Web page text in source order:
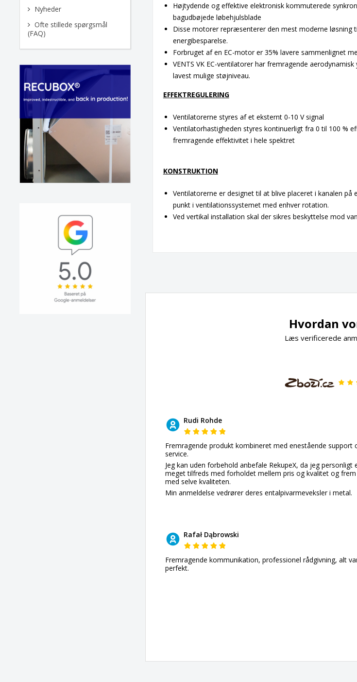
Nyheder
Ofte stillede spørgsmål
(FAQ)
Højtydende og effektive elektronisk kommuterede
bagudbøjede løbehjulsblade
Disse motorer repræsenterer den mest moderne løsning
energibesparelse.
Forbruget af en EC-motor er 35% lavere sammenlignet
VENTS VK EC-ventilatorer har fremragende
lavest mulige støjniveau.
EFFEKTREGULERING
Ventilatorerne styres af et eksternt 0-10 V signal
Ventilatorhastigheden styres kontinuerligt fra 0 til 100 %
fremragende effektivitet i hele spektret
KONSTRUKTION
Ventilatorerne er designet til at blive placeret i kanalen på
punkt i ventilationssystemet med enhver rotation.
Ved vertikal installation skal der sikres beskyttelse mod
Hvordan
Læs verificerede
Rudi Rohde
Fremragende produkt kombineret med enestående support
service.
Jeg kan uden forbehold anbefale RekupeX, da jeg personligt
meget tilfreds med forholdet mellem pris og kvalitet og
med selve kvaliteten.
Min anmeldelse vedrører deres entalpivarmeveksler i metal.
Rafał Dąbrowski
Fremragende kommunikation, professionel rådgivning, alt
perfekt.